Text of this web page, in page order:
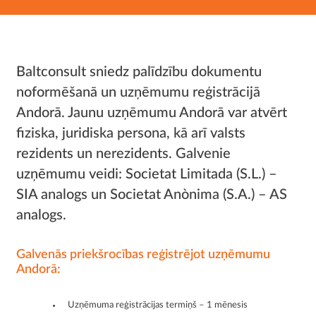
Baltсonsult sniedz palīdzību dokumentu
noformēšanā un uzņēmumu reģistrācijā
Andorā. Jaunu uzņēmumu Andorā var atvērt
fiziska, juridiska persona, kā arī valsts
rezidents un nerezidents. Galvenie
uzņēmumu veidi: Societat Limitada (S.L.) –
SIA analogs un Societat Anònima (S.A.) – AS
analogs.
Galvenās priekšrocības reģistrējot uzņēmumu
Andorā:
Uzņēmuma reģistrācijas termiņš – 1 mēnesis